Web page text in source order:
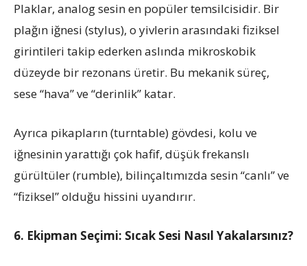
Plaklar, analog sesin en popüler temsilcisidir. Bir
plağın iğnesi (stylus), o yivlerin arasındaki fiziksel
girintileri takip ederken aslında mikroskobik
düzeyde bir rezonans üretir. Bu mekanik süreç,
sese “hava” ve “derinlik” katar.
Ayrıca pikapların (turntable) gövdesi, kolu ve
iğnesinin yarattığı çok hafif, düşük frekanslı
gürültüler (rumble), bilinçaltımızda sesin “canlı” ve
“fiziksel” olduğu hissini uyandırır.
6. Ekipman Seçimi: Sıcak Sesi Nasıl Yakalarsınız?